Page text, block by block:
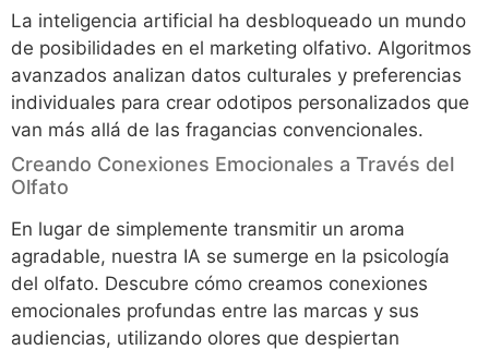
La inteligencia artificial ha desbloqueado un mundo
de posibilidades en el marketing olfativo. Algoritmos
avanzados analizan datos culturales y preferencias
individuales para crear odotipos personalizados que
van más allá de las fragancias convencionales.
Creando Conexiones Emocionales a Través del
Olfato
En lugar de simplemente transmitir un aroma
agradable, nuestra IA se sumerge en la psicología
del olfato. Descubre cómo creamos conexiones
emocionales profundas entre las marcas y sus
audiencias, utilizando olores que despiertan